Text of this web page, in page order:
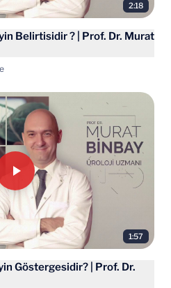
2:18
Belirtisidir ? | Prof. Dr. Murat
1:57
Göstergesidir? | Prof. Dr.